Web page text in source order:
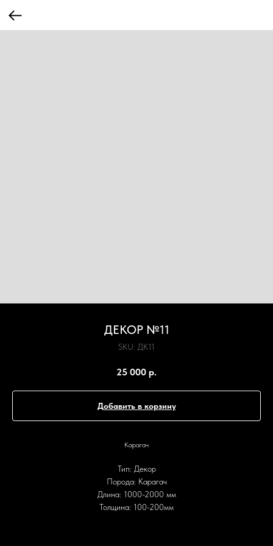
ДЕКОР №11
SKU: ДК11
25 000 р.
Добавить в корзину
Карагач
Тип: Декор
Порода: Карагач
Длина: 1000-2000 мм
Толщина: 100-200мм